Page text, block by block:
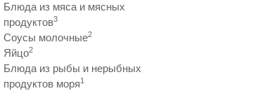
Блюда из мяса и мясных
продуктов3
Соусы молочные2
Яйцо2
Блюда из рыбы и нерыбных
продуктов моря1